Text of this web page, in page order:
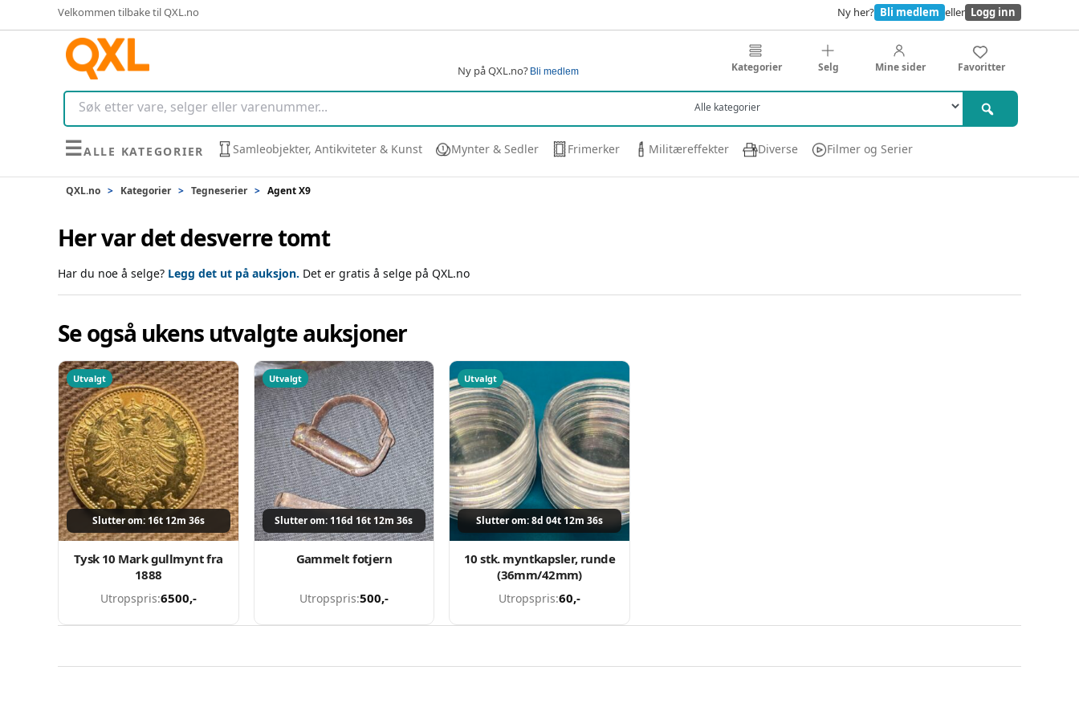
Velkommen tilbake til QXL.no Ny her? Bli medlem eller Logg inn
Ny på QXL.no? Bli medlem Kategorier Selg Mine sider Favoritter
☰ALLE KATEGORIER Samleobjekter, Antikviteter & Kunst Mynter & Sedler Frimerker Militæreffekter Diverse Filmer og Serier
QXL.no > Kategorier > Tegneserier > Agent X9
Her var det desverre tomt
Har du noe å selge? Legg det ut på auksjon. Det er gratis å selge på QXL.no
Se også ukens utvalgte auksjoner
Utvalgt
Slutter om: 16t 12m 36s
Tysk 10 Mark gullmynt fra
1888
Utropspris:6500,-
Utvalgt
Slutter om: 116d 16t 12m 36s
Gammelt fotjern
Utropspris:500,-
Utvalgt
Slutter om: 8d 04t 12m 36s
10 stk. myntkapsler, runde
(36mm/42mm)
Utropspris:60,-